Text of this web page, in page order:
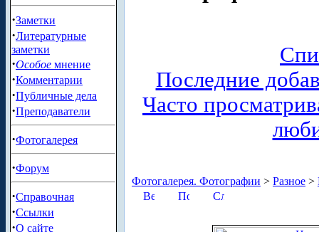
·Заметки
·Литературные
заметки
·Особое мнение
·Комментарии
·Публичные дела
·Преподаватели
·Фотогалерея
·Форум
·Справочная
·Ссылки
·О сайте
Последние
Часто
Фотогалерея. Фотографии > Разное >